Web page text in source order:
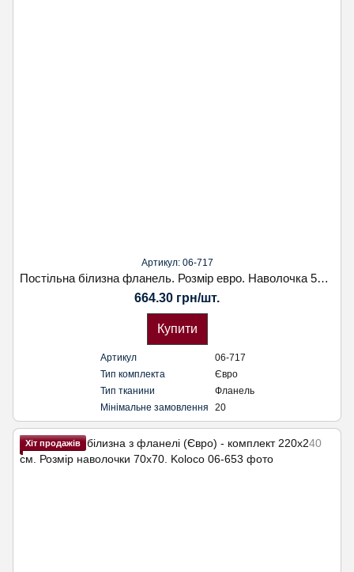
Артикул: 06-717
Постільна білизна фланель. Розмір евро. Наволочка 50х70. Koloco
664.30 грн/шт.
Купити
Артикул
06-717
Тип комплекта
Євро
Тип тканини
Фланель
Мінімальне замовлення
20
Хіт продажів